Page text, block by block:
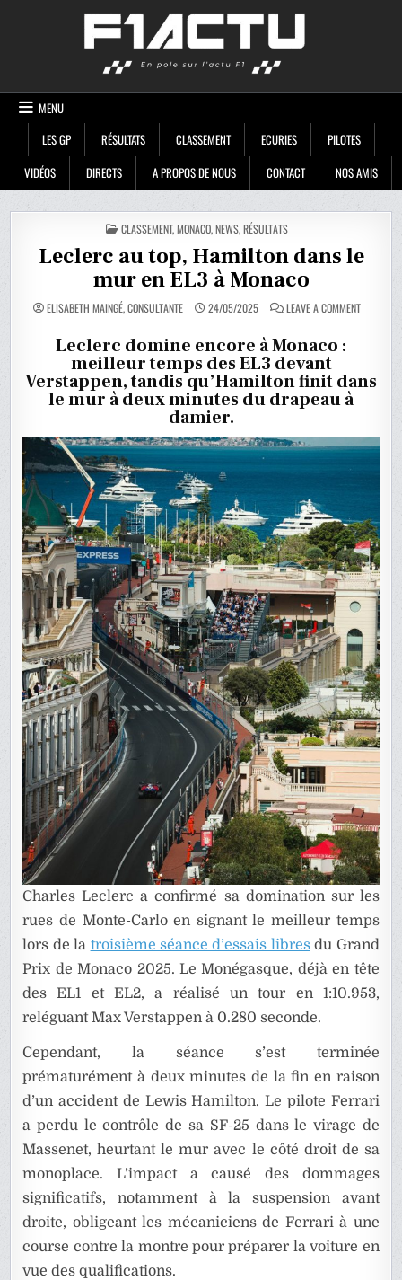
MENU
LES GP
RÉSULTATS CLASSEMENT ECURIES
PILOTES
VIDÉOS
DIRECTS A PROPOS DE NOUS CONTACT NOS AMIS
POSTED
IN
CLASSEMENT,MONACO,NEWS,RÉSULTATS
Leclerc au top, Hamilton dans le
mur en EL3 à Monaco
ELISABETH MAINGÉ, CONSULTANTE 24/05/2025 LEAVE A COMMENTON
LECLERC
MUR
Leclerc domine encore à Monaco :
meilleur temps des EL3 devant
Verstappen, tandis qu’Hamilton finit dans
le mur à deux minutes du drapeau à
damier.
Charles Leclerc a confirmé sa domination sur les
rues de Monte-Carlo en signant le meilleur temps
lors de la troisième séance d’essais libresdu Grand
Prix de Monaco 2025. Le Monégasque, déjà en tête
des EL1 et EL2, a réalisé un tour en 1:10.953,
reléguant Max Verstappen à 0.280 seconde.
Cependant, la séance s’est terminée
prématurément à deux minutes de la fin en raison
d’un accident de Lewis Hamilton. Le pilote Ferrari
a perdu le contrôle de sa SF-25 dans le virage de
Massenet, heurtant le mur avec le côté droit de sa
monoplace. L’impact a causé des dommages
significatifs, notamment à la suspension avant
droite, obligeant les mécaniciens de Ferrari à une
course contre la montre pour préparer la voiture en
vue des qualifications.